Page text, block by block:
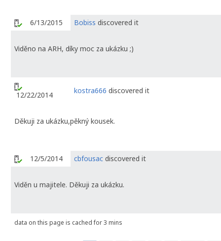
6/13/2015 Bobiss discovered it
Viděno na ARH, díky moc za ukázku ;)
12/22/2014 kostra666 discovered it
Děkuji za ukázku,pěkný kousek.
12/5/2014 cbfousac discovered it
Viděn u majitele. Děkuji za ukázku.
data on this page is cached for 3 mins